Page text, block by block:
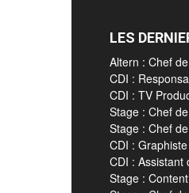
LES
Altern : Chef
CDI :
CDI : TV
Stage : Chef
Stage : Chef
CDI :
CDI : Assistant
Stage :